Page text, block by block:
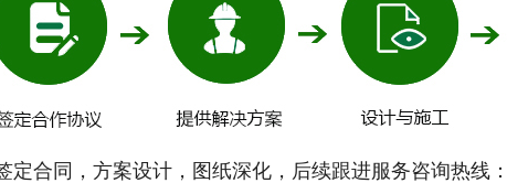
合同，方案设计，图纸深化，后续跟进服务咨询热线